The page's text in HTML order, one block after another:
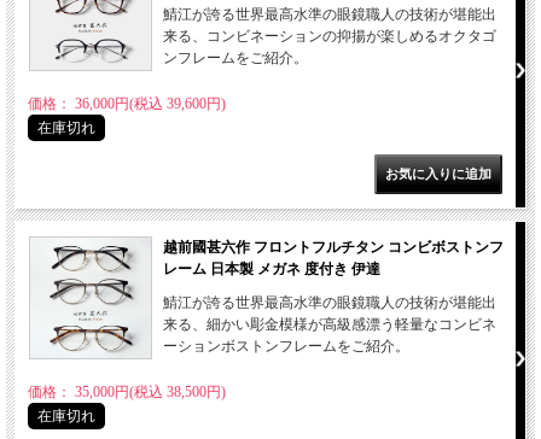
鯖江が誇る世界最高水準の眼鏡職人の技術が堪能出
来る、コンビネーションの抑揚が楽しめるオクタゴ
ンフレームをご紹介。
価格： 36,000円(税込 39,600円)
在庫切れ
越前國甚六作 フロントフルチタン コンビボストンフ
レーム 日本製 メガネ 度付き 伊達
鯖江が誇る世界最高水準の眼鏡職人の技術が堪能出
来る、細かい彫金模様が高級感漂う軽量なコンビネ
ーションボストンフレームをご紹介。
価格： 35,000円(税込 38,500円)
在庫切れ